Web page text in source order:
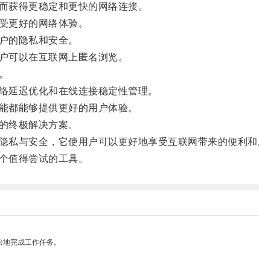
得更稳定和更快的网络连接。
好的网络体验。
隐私和安全。
以在互联网上匿名浏览。
迟优化和在线连接稳定性管理。
能够提供更好的用户体验。
极解决方案。
与安全，它使用户可以更好地享受互联网带来的便利
得尝试的工具。
完成工作任务。